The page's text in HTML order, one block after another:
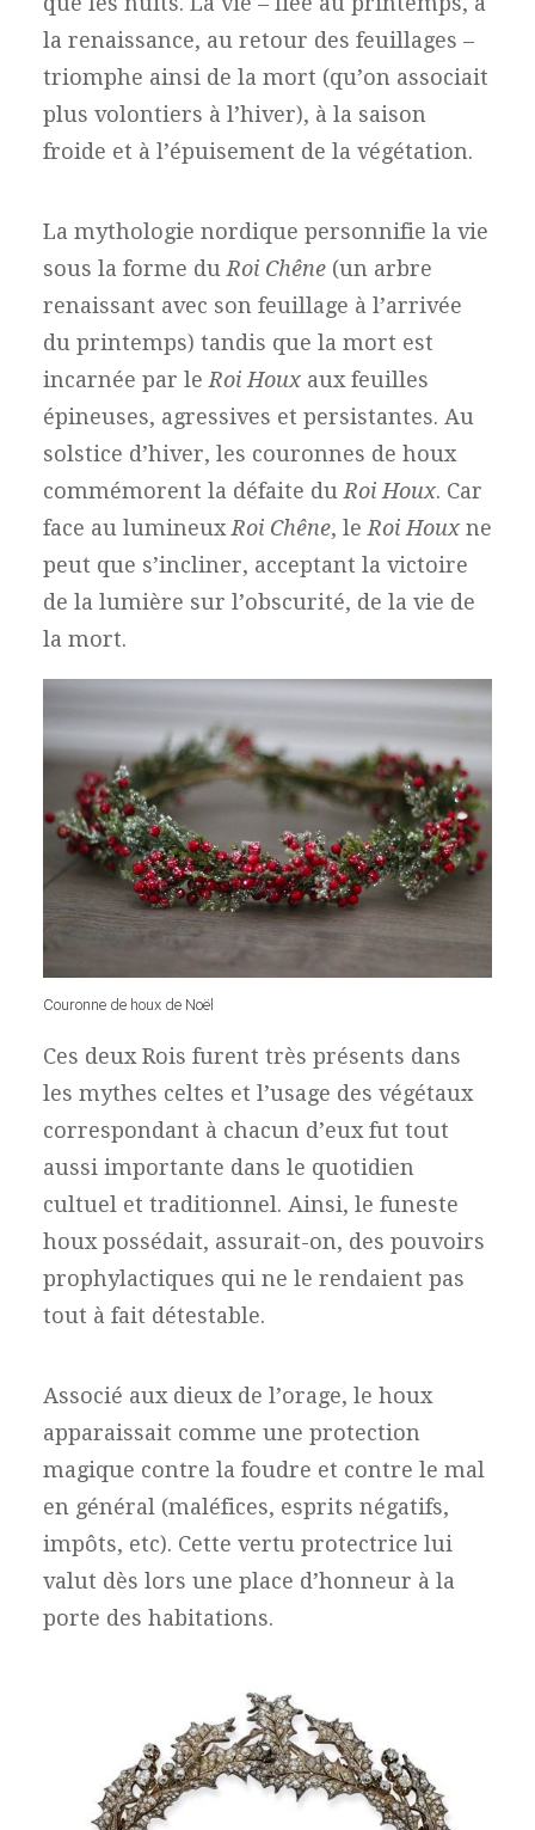
la renaissance, au retour des feuillages –
triomphe ainsi de la mort (qu’on associait
plus volontiers à l’hiver), à la saison
froide et à l’épuisement de la végétation.
La mythologie nordique personnifie la vie
sous la forme du Roi Chêne (un arbre
renaissant avec son feuillage à l’arrivée
du printemps) tandis que la mort est
incarnée par le Roi Houx aux feuilles
épineuses, agressives et persistantes. Au
solstice d’hiver, les couronnes de houx
commémorent la défaite du Roi Houx. Car
face au lumineux Roi Chêne, le Roi Houx ne
peut que s’incliner, acceptant la victoire
de la lumière sur l’obscurité, de la vie de
la mort.
Couronne de houx de Noël
Ces deux Rois furent très présents dans
les mythes celtes et l’usage des végétaux
correspondant à chacun d’eux fut tout
aussi importante dans le quotidien
cultuel et traditionnel. Ainsi, le funeste
houx possédait, assurait-on, des pouvoirs
prophylactiques qui ne le rendaient pas
tout à fait détestable.
Associé aux dieux de l’orage, le houx
apparaissait comme une protection
magique contre la foudre et contre le mal
en général (maléfices, esprits négatifs,
impôts, etc). Cette vertu protectrice lui
valut dès lors une place d’honneur à la
porte des habitations.